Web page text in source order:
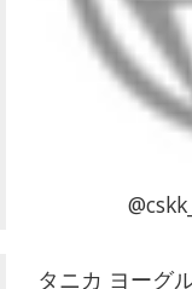
タニカ ヨーグ